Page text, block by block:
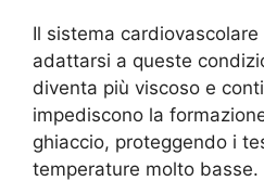
Il sistema
adattarsi a queste
diventa più viscoso e
impediscono la
ghiaccio, proteggendo i
temperature molto basse.